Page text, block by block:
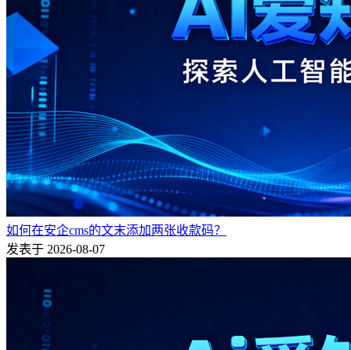
如何在安企cms的文末添加两张收款码？
发表于 2026-08-07